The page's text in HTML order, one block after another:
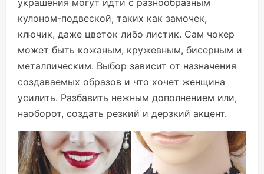
украшения могут идти с разнообразным
кулоном-подвеской, таких как замочек,
ключик, даже цветок либо листик. Сам чокер
может быть кожаным, кружевным, бисерным и
металлическим. Выбор зависит от назначения
создаваемых образов и что хочет женщина
усилить. Разбавить нежным дополнением или,
наоборот, создать резкий и дерзкий акцент.